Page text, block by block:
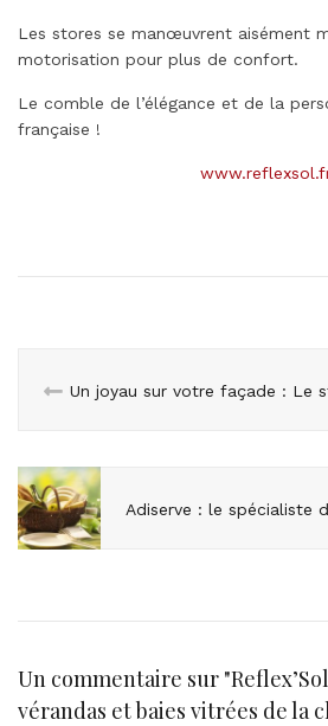
Les stores se manœuvrent aisément
motorisation pour plus de confort.
Le comble de l’élégance et de la
française !
Un commentaire sur "
vérandas et baies vitrées de la